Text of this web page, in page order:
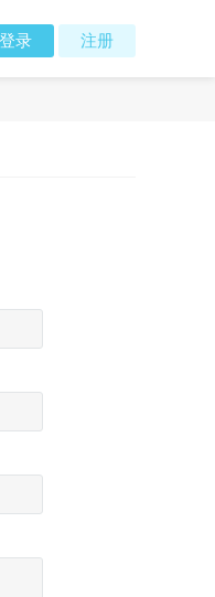
登录 注册